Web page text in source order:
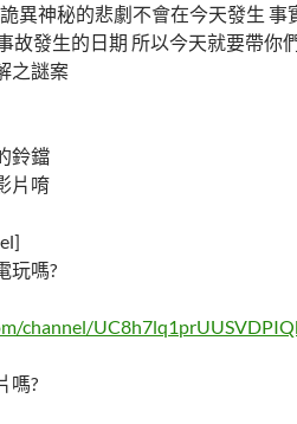
異神秘的悲劇不會在今天發生 事
故發生的日期 所以今天就要帶你
之謎案
鈴鐺
片唷
玩嗎?
channel/
嗎?